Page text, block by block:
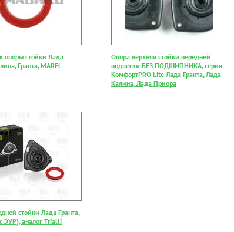
опоры стойки Лада
Гранта, MAREL
Опора верхняя стойки передней
подвески БЕЗ ПОДШИПНИКА, серия
КомфортPRO Lite Лада Гранта, Лада
Калина, Лада Приора
стойки Лада Гранта,
ЭУР), аналог Trialli